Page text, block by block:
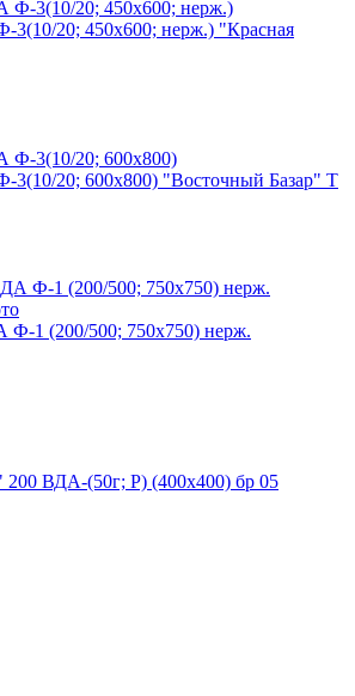
20; 450х600; нерж.) "Красная
20; 600х800) "Восточный Базар" Т
1 (200/500; 750х750) нерж.
ВДА-(50г; Р) (400х400) бр 05